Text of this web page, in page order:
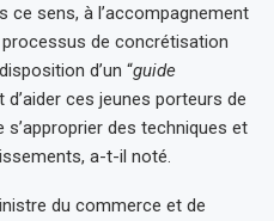
ce sens, à l’accompagnement
de concrétisation
d’un “guide
d’aider ces jeunes porteurs de
des techniques et
a-t-il noté.
du commerce et de